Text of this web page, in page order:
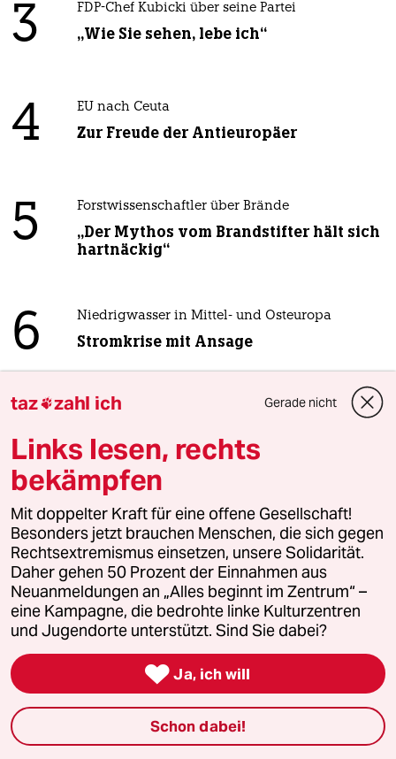
3 FDP-Chef Kubicki über seine Partei
„Wie Sie sehen, lebe ich“
4 EU nach Ceuta
Zur Freude der Antieuropäer
5 Forstwissenschaftler über Brände
„Der Mythos vom Brandstifter hält sich
hartnäckig“
6 Niedrigwasser in Mittel- und Osteuropa
Stromkrise mit Ansage
taz
Folgen Sie uns
Ressorts
Politik
Gesellschaft
Kultur
taz zahl ich Gerade nicht
Links lesen, rechts
bekämpfen
Mit doppelter Kraft für eine offene Gesellschaft!
Besonders jetzt brauchen Menschen, die sich gegen
Rechtsextremismus einsetzen, unsere Solidarität.
Daher gehen 50 Prozent der Einnahmen aus
Neuanmeldungen an „Alles beginnt im Zentrum“ –
eine Kampagne, die bedrohte linke Kulturzentren
und Jugendorte unterstützt. Sind Sie dabei?
 Ja, ich will
Schon dabei!